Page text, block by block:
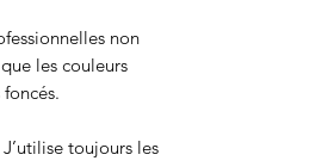
non
les couleurs
toujours les